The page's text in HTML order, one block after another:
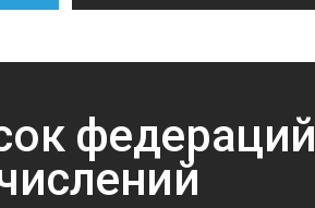
федераций